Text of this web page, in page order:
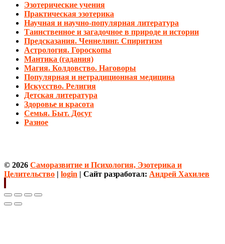
Эзотерические учения
Практическая эзотерика
Научная и научно-популярная литература
Таинственное и загадочное в природе и истории
Предсказания. Ченнелинг. Спиритизм
Астрология. Гороскопы
Мантика (гадания)
Магия. Колдовство. Наговоры
Популярная и нетрадиционная медицина
Искусство. Религия
Детская литература
Здоровье и красота
Семья. Быт. Досуг
Разное
© 2026 Саморазвитие и Психология, Эзотерика и
Целительство | login | Сайт разработал: Андрей Хахилев